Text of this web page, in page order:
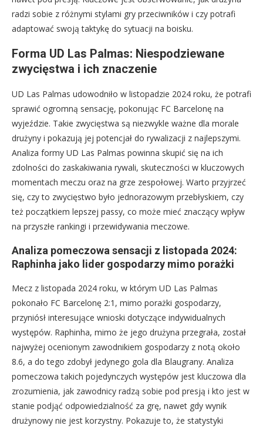
radzi sobie z różnymi stylami gry przeciwników i czy potrafi
adaptować swoją taktykę do sytuacji na boisku.
Forma UD Las Palmas: Niespodziewane
zwycięstwa i ich znaczenie
UD Las Palmas udowodniło w listopadzie 2024 roku, że potrafi
sprawić ogromną sensację, pokonując FC Barcelonę na
wyjeździe. Takie zwycięstwa są niezwykle ważne dla morale
drużyny i pokazują jej potencjał do rywalizacji z najlepszymi.
Analiza formy UD Las Palmas powinna skupić się na ich
zdolności do zaskakiwania rywali, skuteczności w kluczowych
momentach meczu oraz na grze zespołowej. Warto przyjrzeć
się, czy to zwycięstwo było jednorazowym przebłyskiem, czy
też początkiem lepszej passy, co może mieć znaczący wpływ
na przyszłe rankingi i przewidywania meczowe.
Analiza pomeczowa sensacji z listopada 2024:
Raphinha jako lider gospodarzy mimo porażki
Mecz z listopada 2024 roku, w którym UD Las Palmas
pokonało FC Barcelonę 2:1, mimo porażki gospodarzy,
przyniósł interesujące wnioski dotyczące indywidualnych
występów. Raphinha, mimo że jego drużyna przegrała, został
najwyżej ocenionym zawodnikiem gospodarzy z notą około
8.6, a do tego zdobył jedynego gola dla Blaugrany. Analiza
pomeczowa takich pojedynczych występów jest kluczowa dla
zrozumienia, jak zawodnicy radzą sobie pod presją i kto jest w
stanie podjąć odpowiedzialność za grę, nawet gdy wynik
drużynowy nie jest korzystny. Pokazuje to, że statystyki